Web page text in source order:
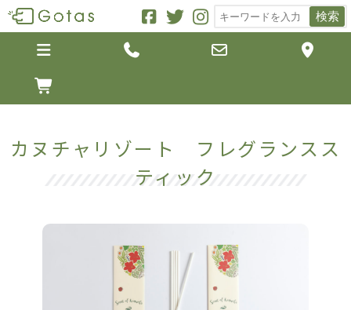
検索
   

カヌチャリゾート フレグランスス
ティック